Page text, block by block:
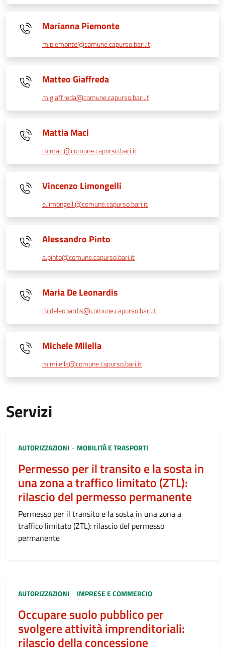
Marianna Piemonte
m.piemonte@comune.capurso.bari.it
Matteo Giaffreda
m.giaffreda@comune.capurso.bari.it
Mattia Maci
m.maci@comune.capurso.bari.it
Vincenzo Limongelli
e.limongelli@comune.capurso.bari.it
Alessandro Pinto
a.pinto@comune.capurso.bari.it
Maria De Leonardis
m.deleonardis@comune.capurso.bari.it
Michele Milella
m.milella@comune.capurso.bari.it
Servizi
Categoria:
AUTORIZZAZIONI - MOBILITÀ E TRASPORTI
Permesso per il transito e la sosta in
una zona a traffico limitato (ZTL):
rilascio del permesso permanente
Permesso per il transito e la sosta in una zona a
traffico limitato (ZTL): rilascio del permesso
permanente
Categoria:
AUTORIZZAZIONI - IMPRESE E COMMERCIO
Occupare suolo pubblico per
svolgere attività imprenditoriali:
rilascio della concessione